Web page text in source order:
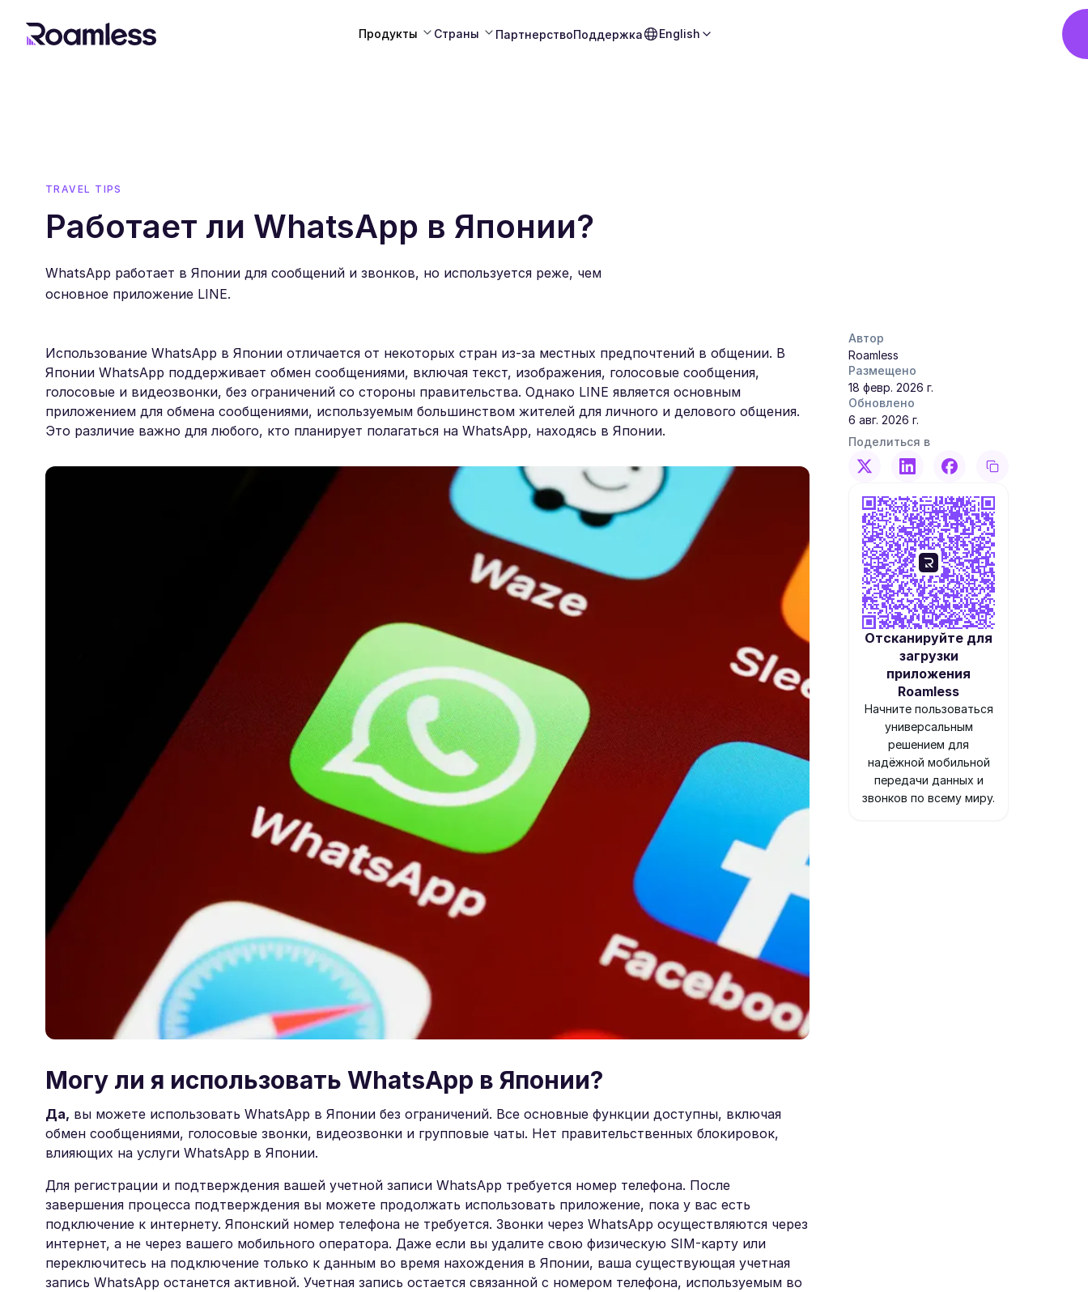
Продукты Страны ПартнерствоПоддержка English
TRAVEL TIPS
Работает ли WhatsApp в Японии?
WhatsApp работает в Японии для сообщений и звонков, но используется реже, чем
основное приложение LINE.
Использование WhatsApp в Японии отличается от некоторых стран из-за местных предпочтений в общении. В
Японии WhatsApp поддерживает обмен сообщениями, включая текст, изображения, голосовые сообщения,
голосовые и видеозвонки, без ограничений со стороны правительства. Однако LINE является основным
приложением для обмена сообщениями, используемым большинством жителей для личного и делового общения.
Это различие важно для любого, кто планирует полагаться на WhatsApp, находясь в Японии.
Могу ли я использовать WhatsApp в Японии?
Да, вы можете использовать WhatsApp в Японии без ограничений. Все основные функции доступны, включая
обмен сообщениями, голосовые звонки, видеозвонки и групповые чаты. Нет правительственных блокировок,
влияющих на услуги WhatsApp в Японии.
Для регистрации и подтверждения вашей учетной записи WhatsApp требуется номер телефона. После
завершения процесса подтверждения вы можете продолжать использовать приложение, пока у вас есть
подключение к интернету. Японский номер телефона не требуется. Звонки через WhatsApp осуществляются через
интернет, а не через вашего мобильного оператора. Даже если вы удалите свою физическую SIM-карту или
переключитесь на подключение только к данным во время нахождения в Японии, ваша существующая учетная
запись WhatsApp останется активной. Учетная запись остается связанной с номером телефона, используемым во
Автор
Roamless
Размещено
18 февр. 2026 г.
Обновлено
6 авг. 2026 г.
Поделиться в
Отсканируйте для
загрузки
приложения
Roamless
Начните пользоваться
универсальным
решением для
надёжной мобильной
передачи данных и
звонков по всему миру.